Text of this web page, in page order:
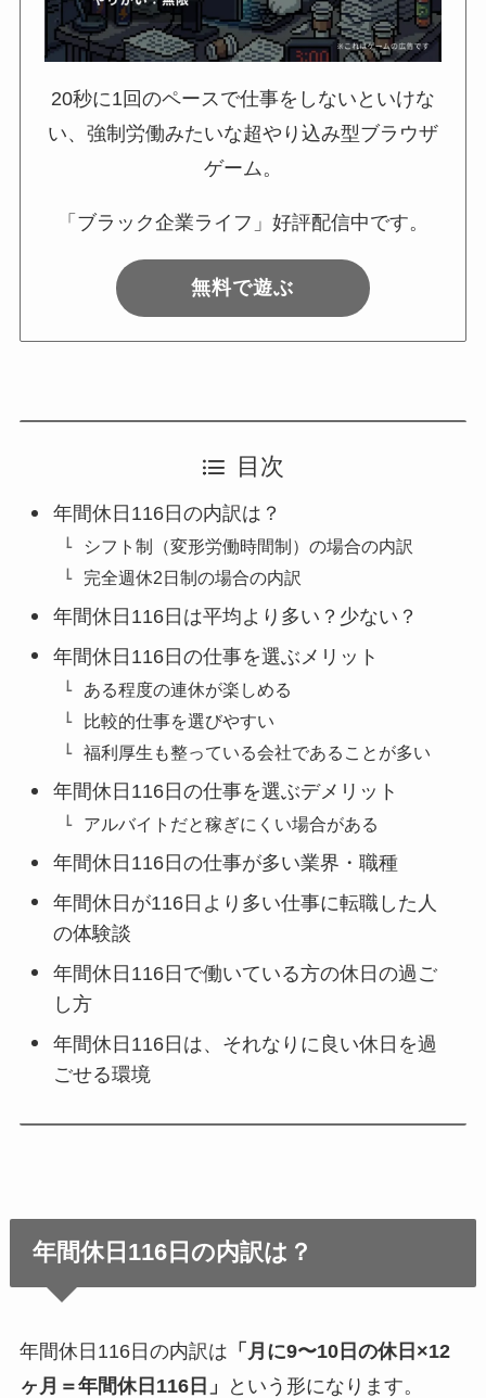
20秒に1回のペースで仕事をしないといけな
い、強制労働みたいな超やり込み型ブラウザ
ゲーム。
「ブラック企業ライフ」好評配信中です。
無料で遊ぶ
目次
年間休日116日の内訳は？
シフト制（変形労働時間制）の場合の内訳
完全週休2日制の場合の内訳
年間休日116日は平均より多い？少ない？
年間休日116日の仕事を選ぶメリット
ある程度の連休が楽しめる
比較的仕事を選びやすい
福利厚生も整っている会社であることが多い
年間休日116日の仕事を選ぶデメリット
アルバイトだと稼ぎにくい場合がある
年間休日116日の仕事が多い業界・職種
年間休日が116日より多い仕事に転職した人
の体験談
年間休日116日で働いている方の休日の過ご
し方
年間休日116日は、それなりに良い休日を過
ごせる環境
年間休日116日の内訳は？
年間休日116日の内訳は 「月に9〜10日の休日×12
ヶ月＝年間休日116日」
という形になります。